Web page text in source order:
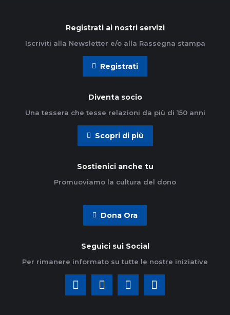
Registrati ai nostri servizi
Iscriviti alla Newsletter e/o alla Rassegna stampa
Registrati
Diventa socio
Una tessera che tesse relazioni da più di 150 anni
Scopri di più
Sostienici anche tu
Promuoviamo la cultura del dono
Dona Ora
Seguici sui Social
Per rimanere informato su tutte le nostre iniziative